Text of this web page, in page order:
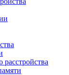
расстройства